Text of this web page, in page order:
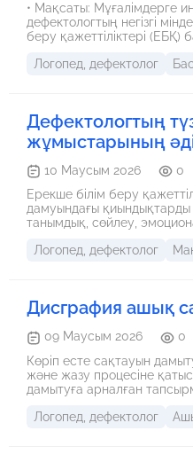
• Мақсаты: Мұғалімдерге
дефектологтың негізгі
беру қажеттіліктері
мұғалімдерімен өзара
флипчарт, маркерлер,
үлестірмелі кағаздар,
Логопед, дефектолог
Дефектологтың
жұмыстарының
10 Маусым 2026 0
Ерекше білім беру
дамуындағы қиындықтарды
танымдық, сөйлеу,
педагогикалық қағидалар
Логопед, дефектолог
Дисграфия ашық
09 Маусым 2026 0
Көріп есте сақтауын
және жазу процесіне
Логопед, дефектолог